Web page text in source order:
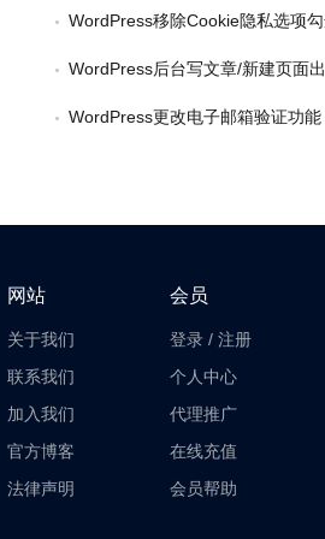
WordPress移除Cookie隐私选项
WordPress后台写文章/新建页面
WordPress更改电子邮箱验证功能
网站
关于我们
联系我们
加入我们
官方博客
法律声明
会员
登录 /注册
个人中心
代理推广
在线充值
会员帮助